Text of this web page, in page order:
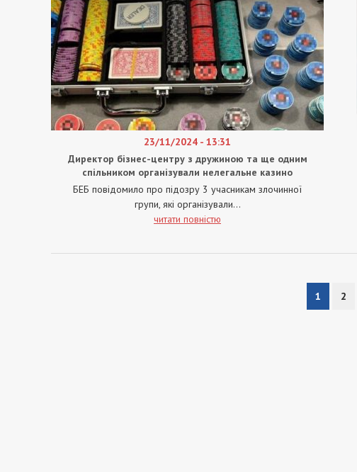
23/11/2024 - 13:31
Директор бізнес-центру з дружиною та ще одним
спільником організували нелегальне казино
БЕБ повідомило про підозру 3 учасникам злочинної
групи, які організували...
читати повністю
1 2